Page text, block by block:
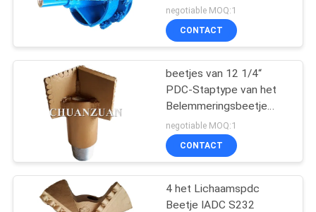
Enig Kegelbeetje
51
de Gatenopener voor
Hardrock/Schalie
negotiable MOQ:1
CONTACT
beetjes van 12 1/4“
PDC-Staptype van het
Belemmeringsbeetje
Polycrystalline
Diamantboor 311mm
voor de Boring van de
negotiable MOQ:1
CONTACT
4 het Lichaamspdc
Beetje IADC S232